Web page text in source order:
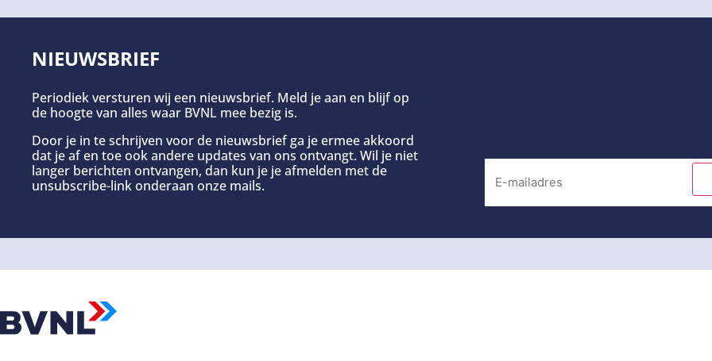
NIEUWSBRIEF
Periodiek versturen wij een nieuwsbrief. Meld je aan en blijf op
de hoogte van alles waar BVNL mee bezig is.
Door je in te schrijven voor de nieuwsbrief ga je ermee akkoord
dat je af en toe ook andere updates van ons ontvangt. Wil je niet
langer berichten ontvangen, dan kun je je afmelden met de
unsubscribe-link onderaan onze mails.